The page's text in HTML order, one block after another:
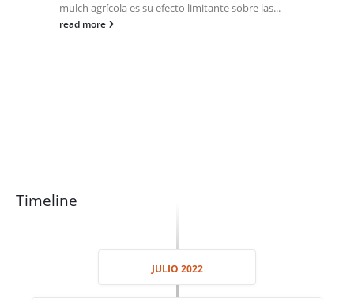
mulch agrícola es su efecto limitante sobre las...
read more
Timeline
JULIO 2022